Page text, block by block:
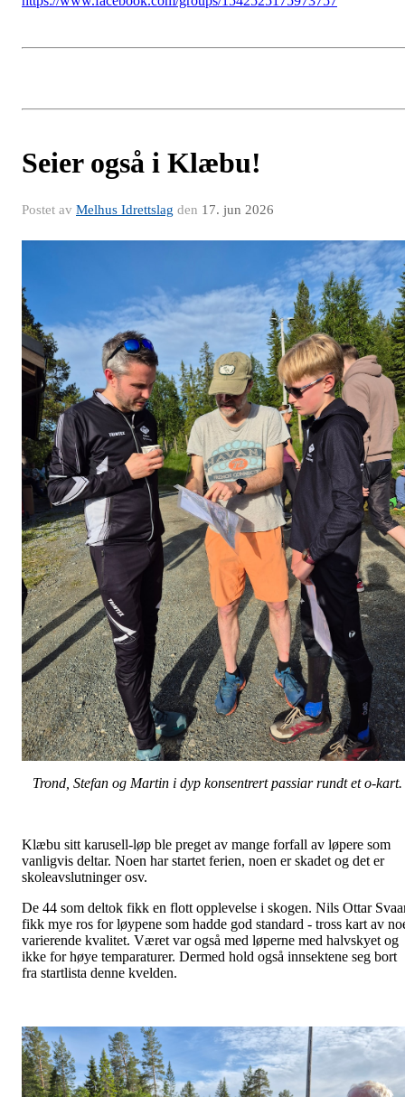
Seier også i Klæbu!
Postet av Melhus Idrettslag den 17. jun 2026
Trond, Stefan og Martin i dyp konsentrert passiar rundt et o-kart.
Klæbu sitt karusell-løp ble preget av mange forfall av løpere som
vanligvis deltar. Noen har startet ferien, noen er skadet og det er
skoleavslutninger osv.
De 44 som deltok fikk en flott opplevelse i skogen. Nils Ottar
fikk mye ros for løypene som hadde god standard - tross kart av
varierende kvalitet. Været var også med løperne med halvskyet og
ikke for høye temparaturer. Dermed hold også innsektene seg bort
fra startlista denne kvelden.